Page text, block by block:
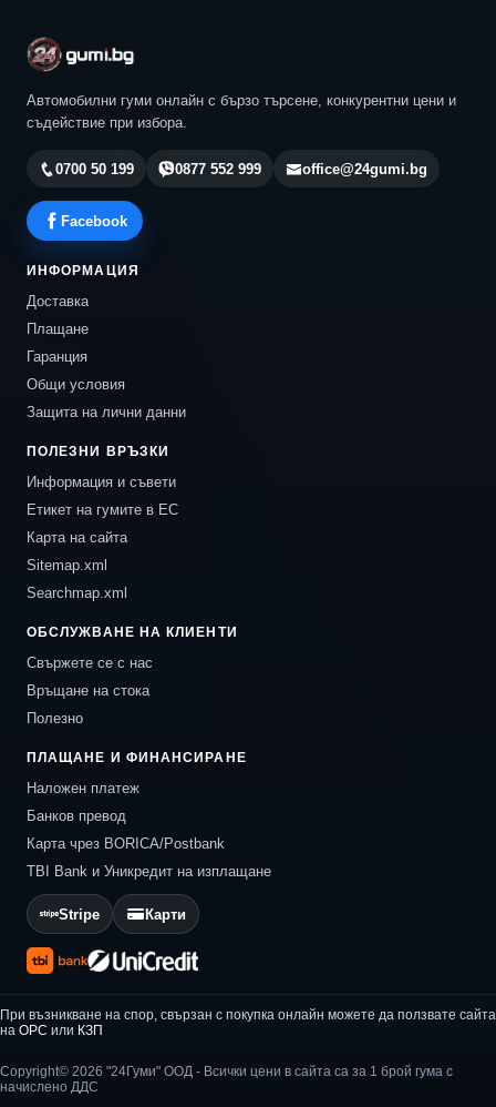
Автомобилни гуми онлайн с бързо търсене, конкурентни цени и
съдействие при избора.
0700 50 199 0877 552 999 office@24gumi.bg
Facebook
ИНФОРМАЦИЯ
Доставка
Плащане
Гаранция
Общи условия
Защита на лични данни
ПОЛЕЗНИ ВРЪЗКИ
Информация и съвети
Етикет на гумите в ЕС
Карта на сайта
Sitemap.xml
Searchmap.xml
ОБСЛУЖВАНЕ НА КЛИЕНТИ
Свържете се с нас
Връщане на стока
Полезно
ПЛАЩАНЕ И ФИНАНСИРАНЕ
Наложен платеж
Банков превод
Карта чрез BORICA/Postbank
TBI Bank и Уникредит на изплащане
Stripe Карти
При възникване на спор, свързан с покупка онлайн можете да ползвате сайта
на ОРС или КЗП
Copyright© 2026 "24Гуми" ООД - Всички цени в сайта са за 1 брой гума с
начислено ДДС